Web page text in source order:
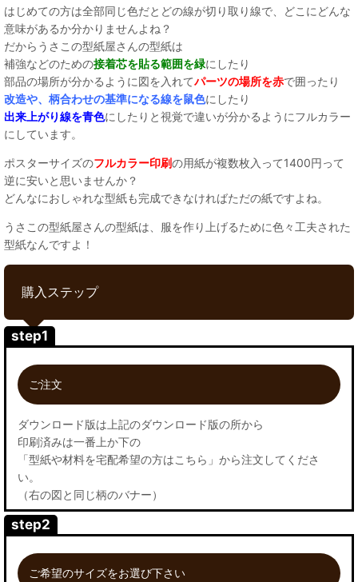
はじめての方は全部同じ色だとどの線が切り取り線で、どこにどんな
意味があるか分かりませんよね？
だからうさこの型紙屋さんの型紙は
補強などのための接着芯を貼る範囲を緑にしたり
部品の場所が分かるように図を入れてパーツの場所を赤で囲ったり
改造や、柄合わせの基準になる線を鼠色にしたり
出来上がり線を青色にしたりと視覚で違いが分かるようにフルカラー
にしています。
ポスターサイズのフルカラー印刷の用紙が複数枚入って1400円って
逆に安いと思いませんか？
どんなにおしゃれな型紙も完成できなければただの紙ですよね。
うさこの型紙屋さんの型紙は、服を作り上げるために色々工夫された
型紙なんですよ！
購入ステップ
step1
ご注文
ダウンロード版は上記のダウンロード版の所から
印刷済みは一番上か下の
「型紙や材料を宅配希望の方はこちら」から注文してくださ
い。
（右の図と同じ柄のバナー）
step2
ご希望のサイズをお選び下さい